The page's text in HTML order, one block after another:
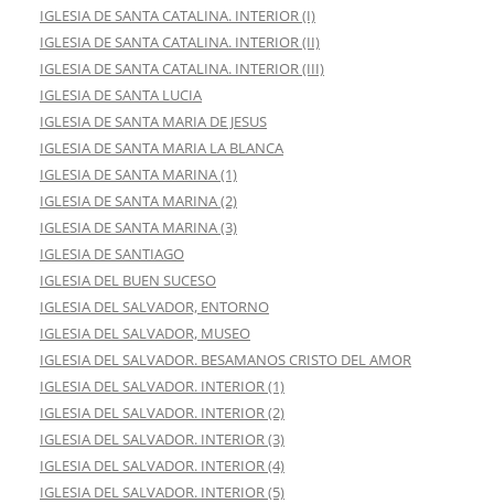
IGLESIA DE SANTA CATALINA. INTERIOR (I)
IGLESIA DE SANTA CATALINA. INTERIOR (II)
IGLESIA DE SANTA CATALINA. INTERIOR (III)
IGLESIA DE SANTA LUCIA
IGLESIA DE SANTA MARIA DE JESUS
IGLESIA DE SANTA MARIA LA BLANCA
IGLESIA DE SANTA MARINA (1)
IGLESIA DE SANTA MARINA (2)
IGLESIA DE SANTA MARINA (3)
IGLESIA DE SANTIAGO
IGLESIA DEL BUEN SUCESO
IGLESIA DEL SALVADOR, ENTORNO
IGLESIA DEL SALVADOR, MUSEO
IGLESIA DEL SALVADOR. BESAMANOS CRISTO DEL AMOR
IGLESIA DEL SALVADOR. INTERIOR (1)
IGLESIA DEL SALVADOR. INTERIOR (2)
IGLESIA DEL SALVADOR. INTERIOR (3)
IGLESIA DEL SALVADOR. INTERIOR (4)
IGLESIA DEL SALVADOR. INTERIOR (5)